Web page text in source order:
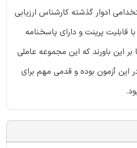
ادوار گذشته کارشناس ارزیابی
قابلیت پرینت و دارای پاسخنامه
این باورند که این مجموعه عاملی
این آزمون بوده و قدمی مهم برای